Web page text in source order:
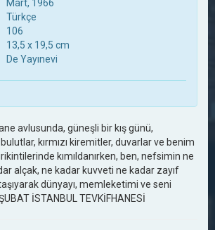
Mart, 1966
Türkçe
106
13,5 x 19,5 cm
De Yayınevi
avlusunda, güneşli bir kış günü,
kırmızı kiremitler, duvarlar ve benim
kımıldanırken, ben, nefsimin ne
alçak, ne kadar kuvveti ne kadar zayıf
dünyayı, memleketimi ve seni
İSTANBUL TEVKİFHANESİ